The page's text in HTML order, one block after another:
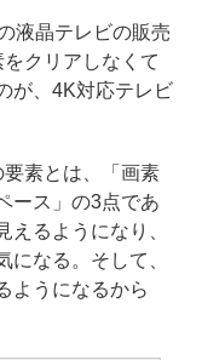
液晶テレビの販売
クリアしなくて
が、4K対応テレビ
素とは、「画素
ース」の3点であ
えるようになり、
なる。そして、
ようになるから